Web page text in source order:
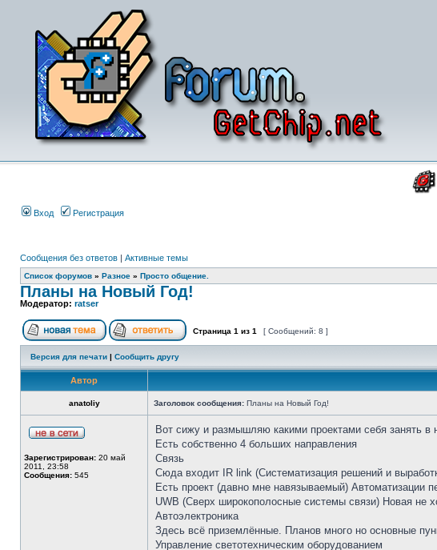
Вход Регистрация
Сообщения без ответов | Активные темы
Список форумов » Разное » Просто общение.
Планы на Новый Год!
Модератор: ratser
Страница 1 из 1 [ Сообщений: 8 ]
Версия для печати | Сообщить другу
Автор
anatoliy Заголовок сообщения: Планы на Новый Год!
Зарегистрирован: 20 май
2011, 23:58
Сообщения: 545
Вот сижу и размышляю какими проектами себя занять в
Есть собственно 4 больших направления
Связь
Сюда входит IR link (Систематизация решений и
Есть проект (давно мне навязываемый) Автоматизации
UWB (Сверх широкополосные системы связи) Новая не
Автоэлектроника
Здесь всё приземлённые. Планов много но основные
Управление светотехническим оборудованием